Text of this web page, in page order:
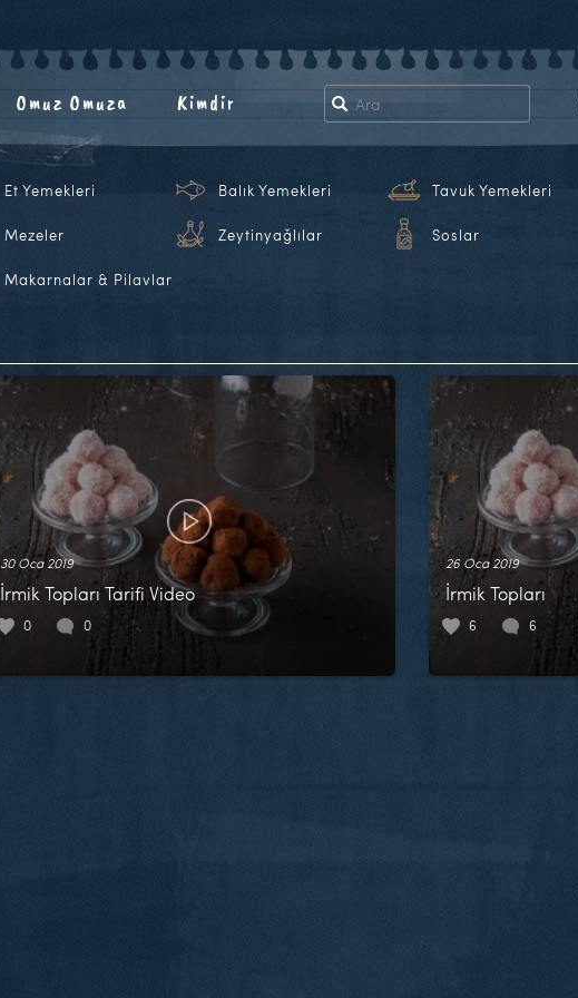
Omuz Omuza Kimdir
Et Yemekleri Balık Yemekleri Tavuk Yemekleri
Mezeler Zeytinyağlılar Soslar
Makarnalar & Pilavlar
30 Oca 2019
İrmik Topları Tarifi Video
0 0
26 Oca 2019
İrmik Topları
6 6